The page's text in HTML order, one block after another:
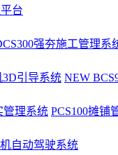
台
强夯施工管理系
3D引导系统 NEW
管理系统 PCS100摊铺
自动驾驶系统